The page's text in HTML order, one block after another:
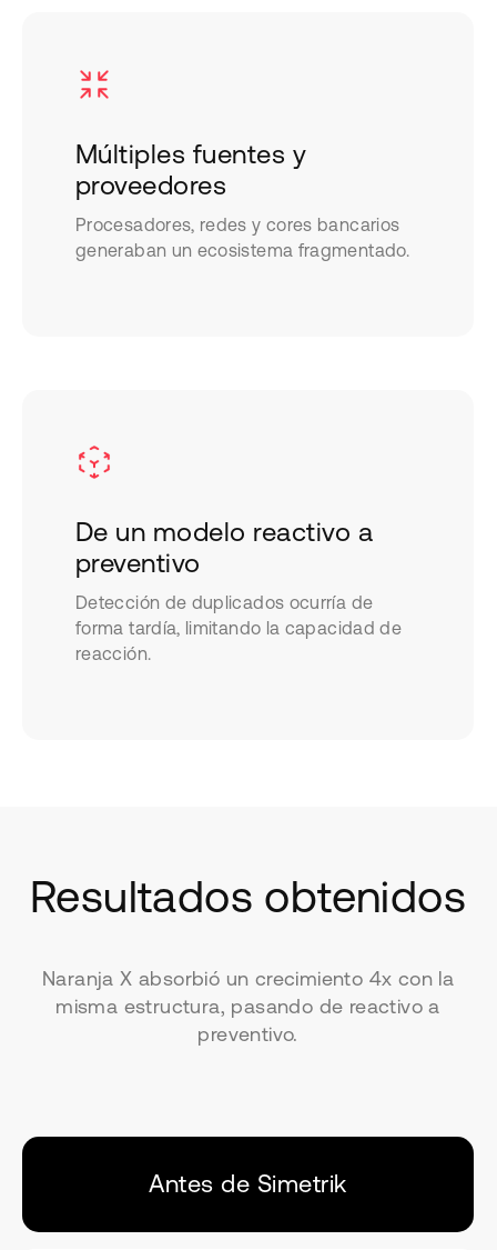
Múltiples fuentes y
proveedores
Procesadores, redes y cores bancarios
generaban un ecosistema fragmentado.
De un modelo reactivo a
preventivo
Detección de duplicados ocurría de
forma tardía, limitando la capacidad de
reacción.
Resultados obtenidos
Naranja X absorbió un crecimiento 4x con la
misma estructura, pasando de reactivo a
preventivo.
Antes de Simetrik